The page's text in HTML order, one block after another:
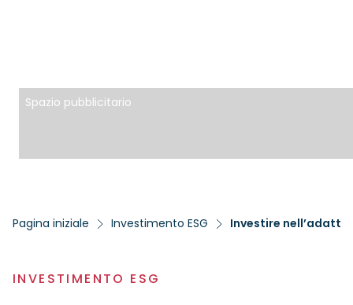
Spazio pubblicitario
Pagina iniziale Investimento ESG Investire
INVESTIMENTO ESG